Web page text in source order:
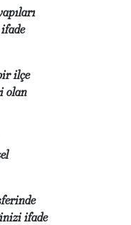
ilçe
olan
ifade